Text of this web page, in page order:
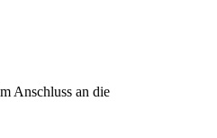
Anschluss an die